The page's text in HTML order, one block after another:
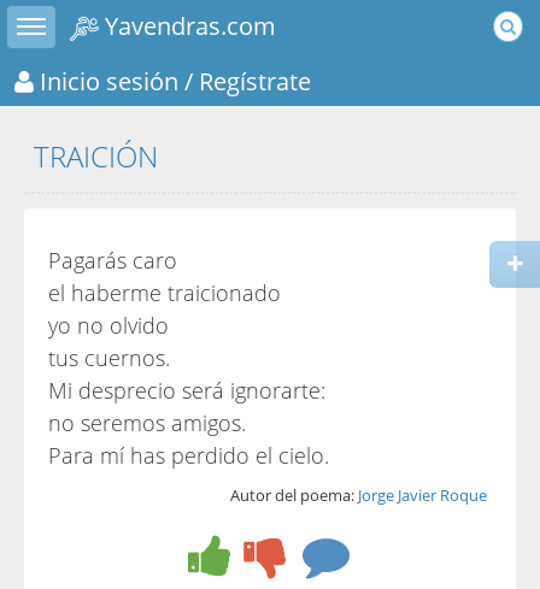
Toggle sidebar
Yavendras.com
Inicio sesión / Regístrate
TRAICIÓN
Pagarás caro
el haberme traicionado
yo no olvido
tus cuernos.
Mi desprecio será ignorarte:
no seremos amigos.
Para mí has perdido el cielo.
Autor del poema: Jorge Javier Roque